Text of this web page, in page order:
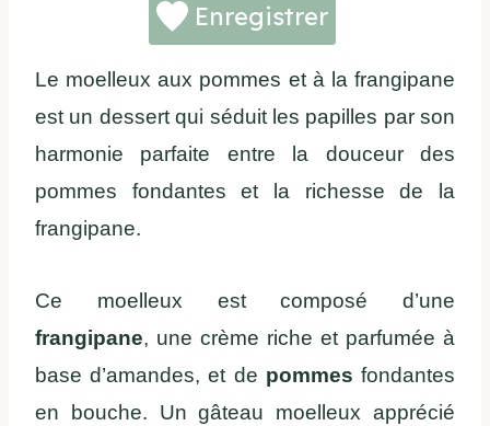
Enregistrer
Le moelleux aux pommes et à la frangipane
est un dessert qui séduit les papilles par son
harmonie parfaite entre la douceur des
pommes fondantes et la richesse de la
frangipane.
Ce moelleux est composé d’une
frangipane, une crème riche et parfumée à
base d’amandes, et de pommes fondantes
en bouche. Un gâteau moelleux apprécié